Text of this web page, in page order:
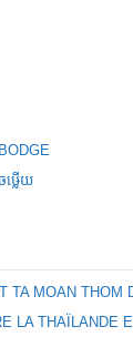
ឞ្លើយ
TA MOAN THOM
LA THAÏLANDE